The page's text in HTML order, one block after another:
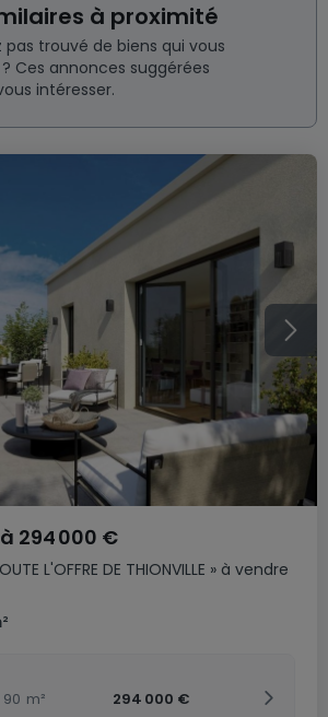
à proximité
pas trouvé de biens qui vous
Ces annonces suggérées
intéresser.
L'OFFRE DE THIONVILLE » à vendre
à 294 000 €
90 m²
294 000 €